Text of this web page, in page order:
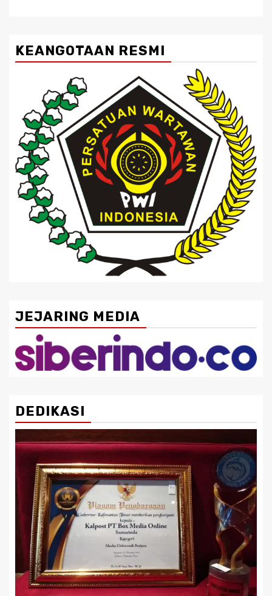
KEANGOTAAN RESMI
JEJARING MEDIA
DEDIKASI